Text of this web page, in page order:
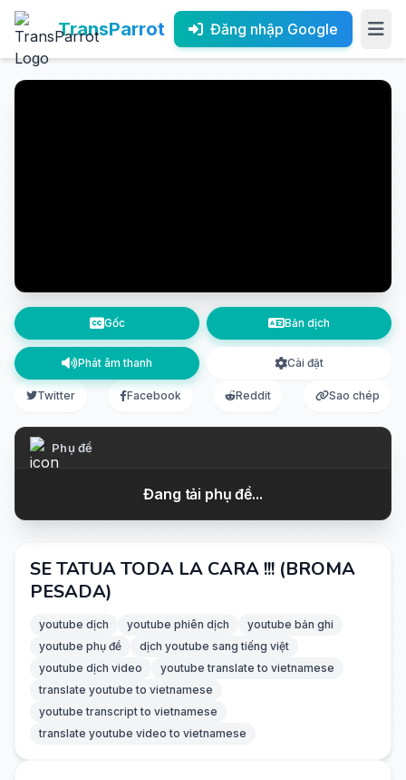
TransParrot Đăng nhập Google
Gốc Bản dịch
Phát âm thanh Cài đặt
Twitter Facebook Reddit Sao chép
Phụ đề
Đang tải phụ đề...
SE TATUA TODA LA CARA !!! (BROMA
PESADA)
youtube dịch youtube phiên dịch
youtube bản ghi
youtube phụ đề
dịch youtube sang tiếng việt
youtube dịch video
youtube translate to vietnamese
translate youtube to vietnamese
youtube transcript to vietnamese
translate youtube video to vietnamese